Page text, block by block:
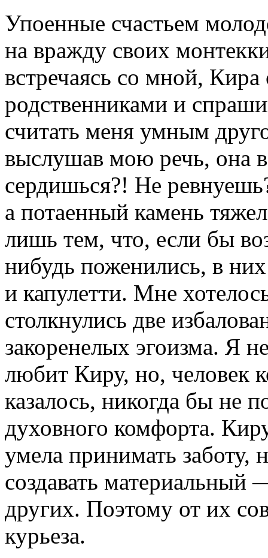
Упоенные счастьем
на вражду своих
встречаясь со мной,
родственниками и
считать меня умным
выслушав мою речь, она
сердишься?! Не
а потаенный камень
лишь тем, что, если бы
нибудь поженились, в
и капулетти. Мне
столкнулись две
закоренелых эгоизма. Я
любит Киру, но, человек
казалось, никогда бы не
духовного комфорта.
умела принимать заботу,
создавать
других. Поэтому от их
курьеза.